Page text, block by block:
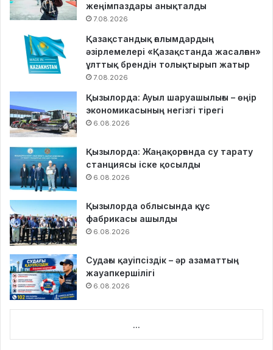
жеңімпаздары анықталды
7.08.2026
Қазақстандық ғалымдардың
әзірлемелері «Қазақстанда жасалған»
ұлттық брендін толықтырып жатыр
7.08.2026
Қызылорда: Ауыл шаруашылығы – өңір
экономикасының негізгі тірегі
6.08.2026
Қызылорда: Жаңақорғанда су тарату
станциясы іске қосылды
6.08.2026
Қызылорда облысында құс
фабрикасы ашылды
6.08.2026
Судағы қауіпсіздік – әр азаматтың
жауапкершілігі
6.08.2026
...